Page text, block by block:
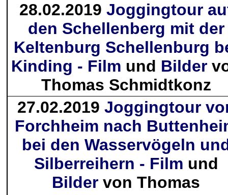
28.02.2019 Joggingtour
den Schellenberg mit der
Keltenburg Schellenburg
Kinding - Film und Bilder
Thomas Schmidtkonz
27.02.2019 Joggingtour
Forchheim nach
bei den Wasservögeln
Silberreihern - Film und
Bilder von Thomas